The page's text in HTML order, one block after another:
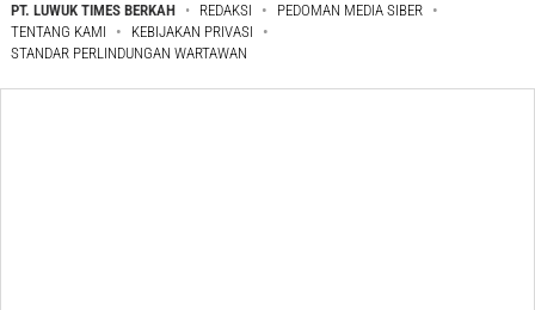
PT. LUWUK TIMES BERKAH REDAKSI
PEDOMAN MEDIA SIBER
TENTANG KAMI
KEBIJAKAN PRIVASI
STANDAR PERLINDUNGAN WARTAWAN